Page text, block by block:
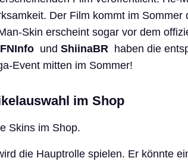
Der Film kommt im Sommer
Skin erscheint sogar vor dem
und ShiinaBR haben die
Event mitten im Sommer!
im Shop
Skins im Shop.
die Hauptrolle spielen. Er könnte